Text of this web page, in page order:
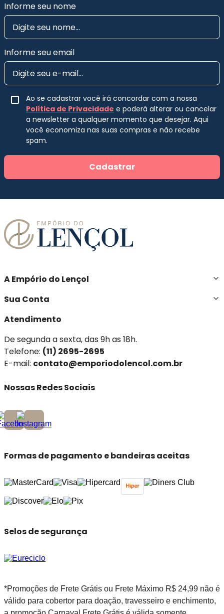
Informe seu nome
Informe seu email
Ao se cadastrar você irá concordar com a nossa
Política de Privacidade e poderá alterar ou cancelar
a newsletter a qualquer momento que desejar. Aqui
você economiza nas suas compras e não recebe
spam.
Cadastrar
A Empório do Lençol
Sua Conta
Atendimento
De segunda a sexta, das 9h as 18h.
Telefone: (11) 2695-2695
E-mail: contato@emporiodolencol.com.br
Nossas Redes Sociais
Formas de pagamento e bandeiras aceitas
Selos de segurança
*Promoções de Frete Grátis ou Frete Máximo R$ 24,99 não é
válido para cobertor para doação, travesseiro e enchimento,